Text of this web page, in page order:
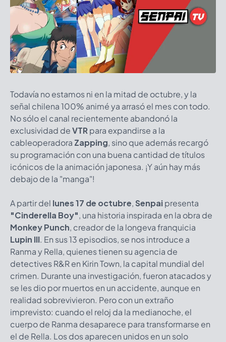
Todavía no estamos ni en la mitad de octubre, y la
señal chilena 100% animé ya arrasó el mes con todo.
No sólo el canal recientemente abandonó la
exclusividad deVTR para expandirse a la
cableoperadora Zapping, sino que además recargó
su programación con una buena cantidad de títulos
icónicos de la animación japonesa. ¡Y aún hay más
debajo de la "manga"!
A partir del lunes 17 de octubre, Senpaipresenta
"Cinderella Boy", una historia inspirada en la obra de
Monkey Punch, creador de la longeva franquicia
Lupin III. En sus 13 episodios, se nos introduce a
Ranma y Rella, quienes tienen su agencia de
detectives R&R en Kirin Town, la capital mundial del
crimen. Durante una investigación, fueron atacados y
se les dio por muertos en un accidente, aunque en
realidad sobrevivieron. Pero con un extraño
imprevisto: cuando el reloj da la medianoche, el
cuerpo de Ranma desaparece para transformarse en
el de Rella. Los dos aparecen unidos en un solo